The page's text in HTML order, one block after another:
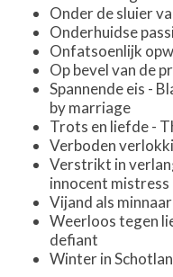
Onder de sluier
Onderhuidse
Onfatsoenlijk
Op bevel van de
Spannende eis -
by marriage
Trots en liefde -
Verboden
Verstrikt in
innocent mistress
Vijand als
Weerloos tegen
defiant
Winter in